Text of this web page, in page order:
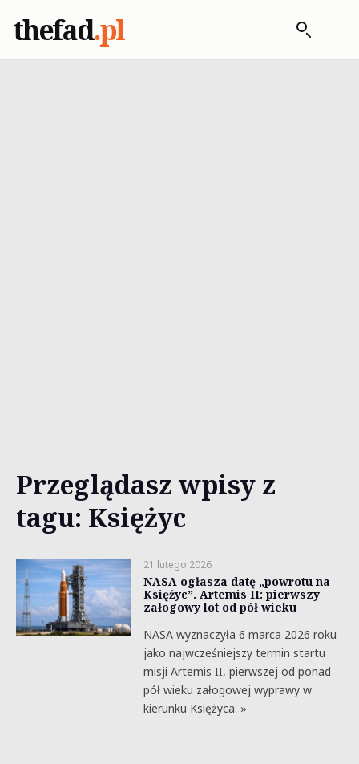
thefad.pl
Przeglądasz wpisy z
tagu: Księżyc
21 lutego 2026
NASA ogłasza datę „powrotu na
Księżyc”. Artemis II: pierwszy
załogowy lot od pół wieku
NASA wyznaczyła 6 marca 2026 roku
jako najwcześniejszy termin startu
misji Artemis II, pierwszej od ponad
pół wieku załogowej wyprawy w
kierunku Księżyca. »